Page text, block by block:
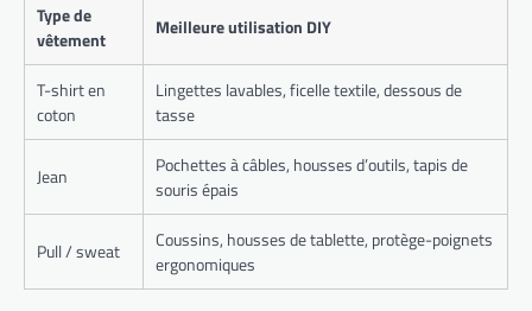
Type de
vêtement
Meilleure utilisation DIY
T-shirt en
coton
Lingettes lavables, ficelle textile, dessous de
tasse
Jean
Pochettes à câbles, housses d’outils, tapis de
souris épais
Pull / sweat
Coussins, housses de tablette, protège-poignets
ergonomiques